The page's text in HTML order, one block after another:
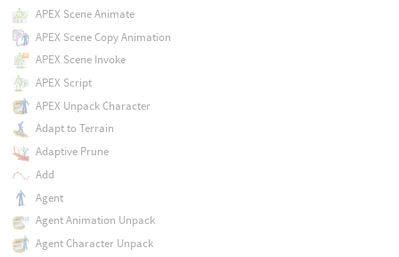
APEX Scene Animate
APEX Scene Copy Animation
APEX Scene Invoke
APEX Script
APEX Unpack Character
Adapt to Terrain
Adaptive Prune
Add
Agent
Agent Animation Unpack
Agent Character Unpack